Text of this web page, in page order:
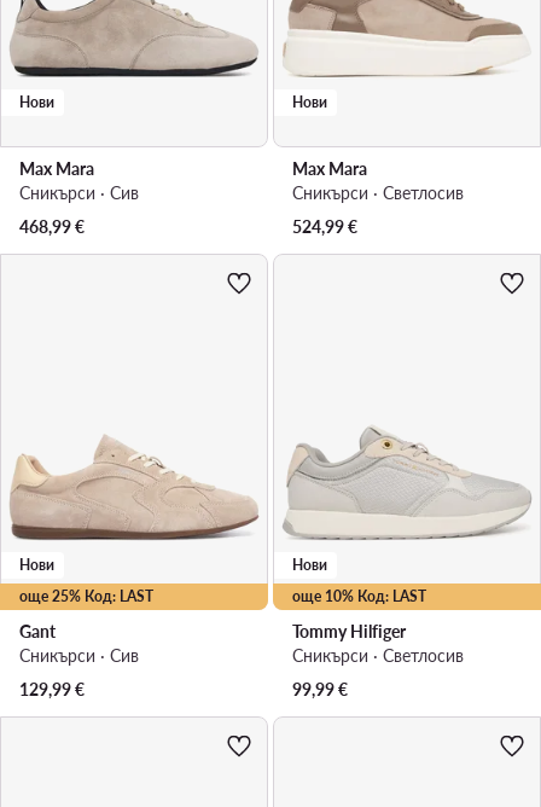
Нови
Max Mara
Сникърси · Сив
468,99€
Нови
Max Mara
Сникърси · Светлосив
524,99€
още 25% Код: LAST
Нови
Gant
Сникърси · Сив
129,99€
още 10% Код: LAST
Нови
Tommy Hilfiger
Сникърси · Светлосив
99,99€